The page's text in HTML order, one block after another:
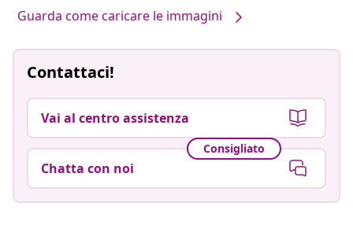
Guarda come caricare le immagini
Contattaci!
Vai al centro assistenza
Consigliato
Chatta con noi